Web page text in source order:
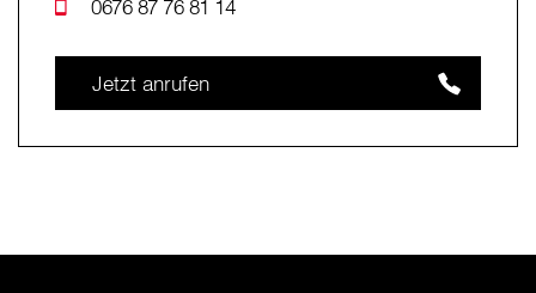
0676 87 76 81 14
Jetzt anrufen